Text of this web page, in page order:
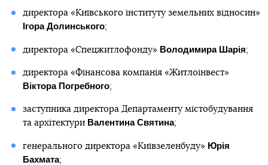
директора «Київського інституту земельних відносин»
Ігора Долинського;
директора «Спецжитлофонду» Володимира Шарія;
директора «Фінансова компанія «Житлоінвест»
Віктора Погребного;
заступника директора Департаменту містобудування
та архітектури Валентина Святина;
генерального директора «Київзеленбуду» Юрія
Бахмата;